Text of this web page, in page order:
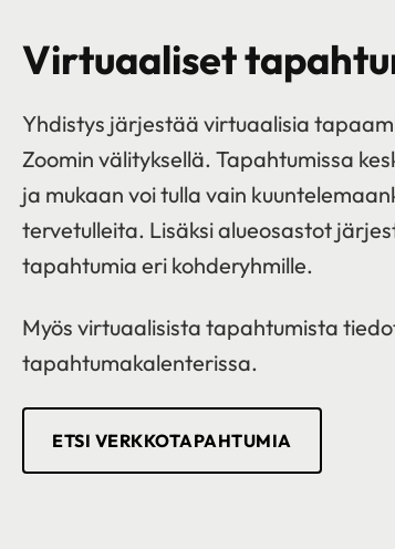
Virtuaaliset
Yhdistys järjestää virtuaalisia
Zoomin välityksellä. Tapahtumissa
ja mukaan voi tulla vain
tervetulleita. Lisäksi alueosastot
tapahtumia eri kohderyhmille.
Myös virtuaalisista tapahtumista
tapahtumakalenterissa.
ETSI VERKKOTAPAHTUMIA